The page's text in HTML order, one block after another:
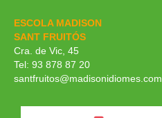
ESCOLA MADISON
SANT FRUITÓS
Cra. de Vic, 45
Tel: 93 878 87 20
santfruitos@madisonidiomes.com